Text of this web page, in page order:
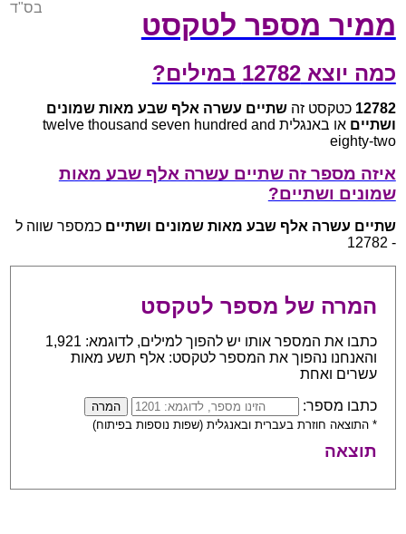
ממיר מספר לטקסט
בס"ד
כמה יוצא 12782 במילים?
12782 כטקסט זהשתיים עשרה אלף שבע מאות שמונים
ושתיים
או באנגלית twelve thousand seven hundred and
eighty-two
איזה מספר זה שתיים עשרה אלף שבע מאות
שמונים ושתיים?
שתיים עשרה אלף שבע מאות שמונים ושתיים כמספר שווה ל
- 12782
המרה של מספר לטקסט
כתבו את המספר אותו יש להפוך למילים, לדוגמא: 1,921
והאנחנו נהפוך את המספר לטקסט: אלף תשע מאות
עשרים ואחת
כתבו מספר:
* התוצאה חוזרת בעברית ובאנגלית (שפות נוספות בפיתוח)
תוצאה